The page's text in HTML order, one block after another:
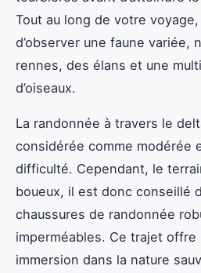
Tout au long de votre
d’observer une faune variée,
rennes, des élans et une
d’oiseaux.
La randonnée à travers le
considérée comme modérée
difficulté. Cependant, le
boueux, il est donc conseillé
chaussures de randonnée
imperméables. Ce trajet offre
immersion dans la nature